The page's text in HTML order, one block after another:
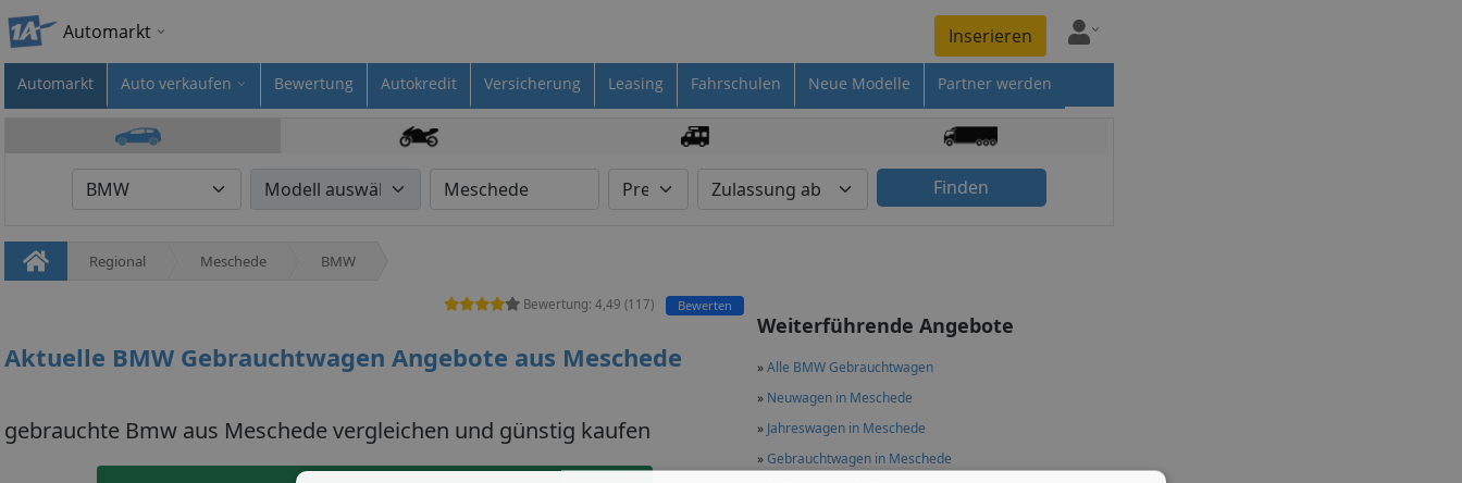
Automarkt Inserieren
Automarkt Auto verkaufen Bewertung Autokredit Versicherung Leasing Fahrschulen Neue Modelle Partner werden
Finden
Regional Meschede BMW
Weiterführende Angebote
»Alle BMW Gebrauchtwagen
» Neuwagen in Meschede
» Jahreswagen in Meschede
»Gebrauchtwagen in Meschede
Bewertung: 4,49 (117) Bewerten
Aktuelle BMW Gebrauchtwagen Angebote aus Meschede
gebrauchte Bmw aus Meschede vergleichen und günstig kaufen